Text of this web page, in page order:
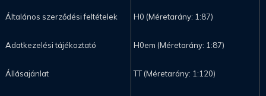
Általános szerződési feltételek
Adatkezelési tájékoztató
Állásajánlat
H0 (Méretarány: 1:87)
H0em (Méretarány: 1:87)
TT (Méretarány: 1:120)